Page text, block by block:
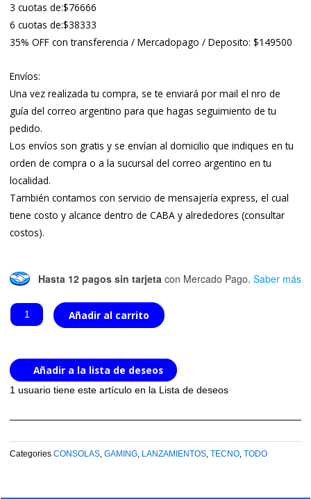
3 cuotas de:$76666
6 cuotas de:$38333
35% OFF con transferencia / Mercadopago / Deposito: $149500
Envíos:
Una vez realizada tu compra, se te enviará por mail el nro de
guía del correo argentino para que hagas seguimiento de tu
pedido.
Los envíos son gratis y se envían al domicilio que indiques en tu
orden de compra o a la sucursal del correo argentino en tu
localidad.
También contamos con servicio de mensajería express, el cual
tiene costo y alcance dentro de CABA y alrededores (consultar
costos).
Hasta 12 pagos sin tarjeta con Mercado Pago. Saber más
Consola
Juegos
con
ArkOS
Negra
cantidad
Añadir al carrito
Añadir a la lista de deseos
1 usuariotiene este artículo en la Lista de deseos
Categories CONSOLAS, GAMING, LANZAMIENTOS, TECNO, TODO